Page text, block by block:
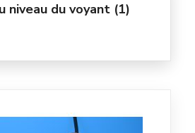
niveau du voyant (1)